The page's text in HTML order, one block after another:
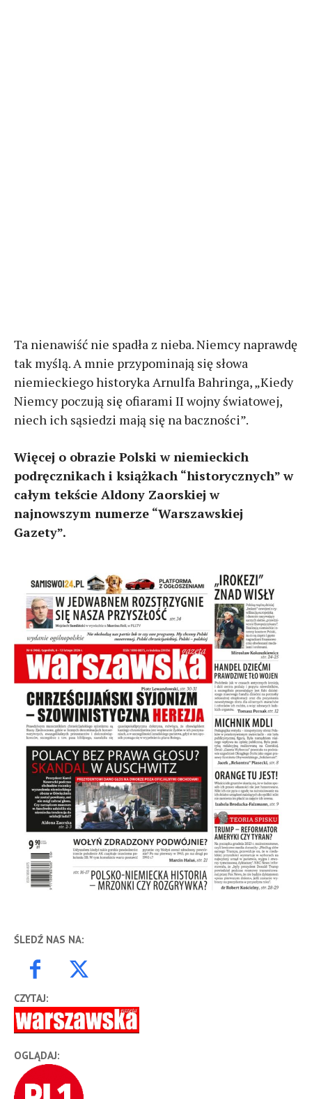
Ta nienawiść nie spadła z nieba. Niemcy naprawdę
tak myślą. A mnie przypominają się słowa
niemieckiego historyka Arnulfa Bahringa, „Kiedy
Niemcy poczują się ofiarami II wojny światowej,
niech ich sąsiedzi mają się na baczności”.
Więcej o obrazie Polski w niemieckich
podręcznikach i książkach “historycznych” w
całym tekście Aldony Zaorskiej w
najnowszym numerze “Warszawskiej
Gazety”.
ŚLEDŹ NAS NA:
CZYTAJ:
OGLĄDAJ: